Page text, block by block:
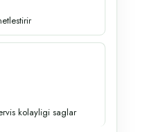
kolayligi saglar